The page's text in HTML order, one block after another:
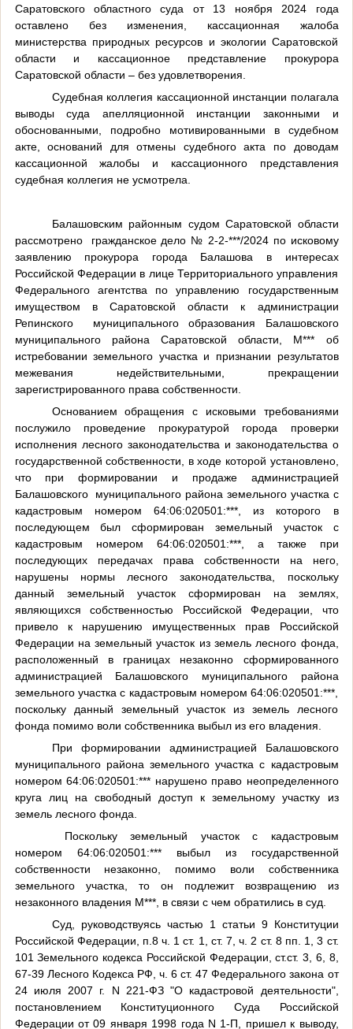
Саратовского областного суда от 13 ноября 2024 года
оставлено без изменения, кассационная жалоба
министерства природных ресурсов и экологии Саратовской
области и кассационное представление прокурора
Саратовской области – без удовлетворения.
Судебная коллегия кассационной инстанции полагала
выводы суда апелляционной инстанции законными и
обоснованными, подробно мотивированными в судебном
акте, оснований для отмены судебного акта по доводам
кассационной жалобы и кассационного представления
судебная коллегия не усмотрела.
Балашовским районным судом Саратовской области
рассмотрено
гражданское дело № 2-2-***/2024 по исковому
заявлению прокурора города Балашова в интересах
Российской Федерации в лице Территориального управления
Федерального агентства по управлению государственным
имуществом в Саратовской области к администрации
Репинского
муниципального образования Балашовского
муниципального района Саратовской области, М*** об
истребовании земельного участка и признании результатов
межевания недействительными, прекращении
зарегистрированного права собственности.
Основанием обращения с исковыми требованиями
послужило проведение прокуратурой города проверки
исполнения лесного законодательства и законодательства о
государственной собственности, в ходе которой установлено,
что при формировании и продаже администрацией
Балашовского
муниципального района земельного участка с
кадастровым номером 64:06:020501:***, из которого в
последующем был сформирован земельный участок с
кадастровым номером 64:06:020501:***, а также при
последующих передачах права собственности на него,
нарушены нормы лесного законодательства, поскольку
данный земельный участок сформирован на землях,
являющихся собственностью Российской Федерации, что
привело к нарушению имущественных прав Российской
Федерации на земельный участок из земель лесного фонда,
расположенный в границах незаконно сформированного
администрацией Балашовского муниципального района
земельного участка с кадастровым номером 64:06:020501:***,
поскольку данный земельный участок из земель лесного
фонда помимо воли собственника выбыл из его владения.
При формировании администрацией Балашовского
муниципального района земельного участка с кадастровым
номером 64:06:020501:*** нарушено право неопределенного
круга лиц на свободный доступ к земельному участку из
земель лесного фонда.
Поскольку земельный участок с кадастровым
номером 64:06:020501:*** выбыл из государственной
собственности незаконно, помимо воли собственника
земельного участка, то он подлежит возвращению из
незаконного владения М***, в связи с чем обратились в суд.
Суд, руководствуясь частью 1 статьи 9 Конституции
Российской Федерации, п.8 ч. 1 ст. 1, ст. 7, ч. 2 ст. 8 пп. 1, 3 ст.
101 Земельного кодекса Российской Федерации, ст.ст. 3, 6, 8,
67-39 Лесного Кодекса РФ, ч. 6 ст. 47 Федерального закона от
24 июля 2007 г. N 221-ФЗ "О кадастровой деятельности",
постановлением Конституционного Суда Российской
Федерации от 09 января 1998 года N 1-П, пришел к выводу,